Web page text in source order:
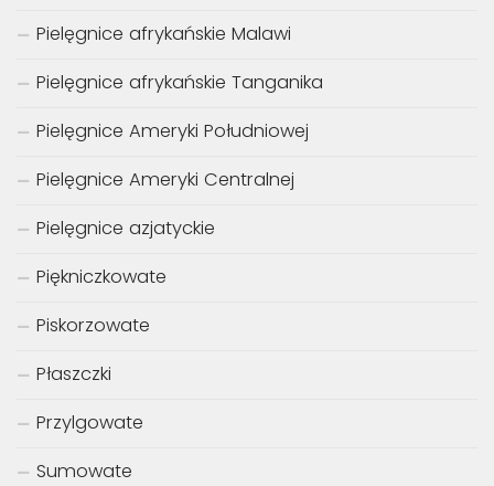
Pielęgnice afrykańskie Malawi
Pielęgnice afrykańskie Tanganika
Pielęgnice Ameryki Południowej
Pielęgnice Ameryki Centralnej
Pielęgnice azjatyckie
Piękniczkowate
Piskorzowate
Płaszczki
Przylgowate
Sumowate